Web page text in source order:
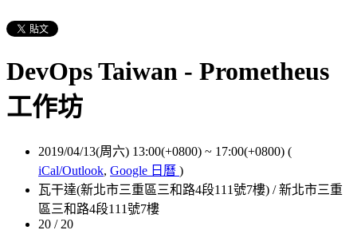
DevOps Taiwan - Prometheus
工作坊
2019/04/13(周六) 13:00(+0800) ~ 17:00(+0800) (
iCal/Outlook, Google 日曆 )
瓦干達(新北市三重區三和路4段111號7樓) / 新北市三重
區三和路4段111號7樓
20 / 20